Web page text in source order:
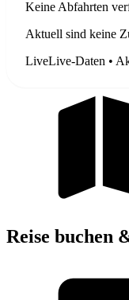
Keine Abfahrten
Aktuell sind keine
LiveLive-Daten •
Reise buchen